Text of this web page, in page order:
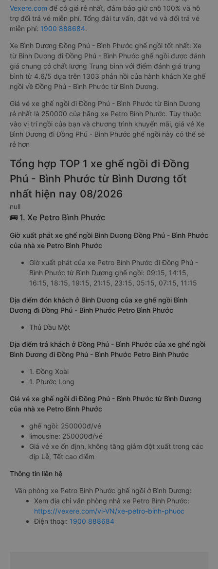
Vexere.com để có giá rẻ nhất, đảm bảo giữ chỗ 100% và hỗ
trợ đổi trả vé miễn phí. Tổng đài tư vấn, đặt vé và đổi trả vé
miễn phí: 1900 888684.
Xe Bình Dương Đồng Phú - Bình Phước ghế ngồi tốt nhất: Xe
từ Bình Dương đi Đồng Phú - Bình Phước ghế ngồi được đánh
giá chung có chất lượng Trung bình với điểm đánh giá trung
bình từ 4.6/5 dựa trên 1303 phản hồi của hành khách Xe ghế
ngồi về Đồng Phú - Bình Phước từ Bình Dương.
Giá vé xe ghế ngồi đi Đồng Phú - Bình Phước từ Bình Dương
rẻ nhất là 250000 của hãng xe Petro Bình Phước. Tùy thuộc
vào vị trí ngồi của bạn và chương trình khuyến mãi, giá vé Xe
Bình Dương đi Đồng Phú - Bình Phước ghế ngồi này có thể sẽ
rẻ hơn
Tổng hợp TOP 1 xe ghế ngồi đi Đồng
Phú - Bình Phước từ Bình Dương tốt
nhất hiện nay 08/2026
null
🚌 1. Xe Petro Bình Phước
Giờ xuất phát xe ghế ngồi Bình Dương Đồng Phú - Bình Phước
của nhà xe Petro Bình Phước
Giờ xuất phát của xe Petro Bình Phước đi Đồng Phú -
Bình Phước từ Bình Dương ghế ngồi: 09:15, 14:15,
16:15, 18:15, 19:15, 21:15, 23:15, 05:15, 07:15, 11:15
Địa điểm đón khách ở Bình Dương của xe ghế ngồi Bình
Dương đi Đồng Phú - Bình Phước Petro Bình Phước
Thủ Dầu Một
Địa điểm trả khách ở Đồng Phú - Bình Phước của xe ghế ngồi
Bình Dương đi Đồng Phú - Bình Phước Petro Bình Phước
1. Đồng Xoài
1. Phước Long
Giá vé xe ghế ngồi đi Đồng Phú - Bình Phước từ Bình Dương
của nhà xe Petro Bình Phước
ghế ngồi: 250000đ/vé
limousine: 250000đ/vé
Giá vé xe ổn định, không tăng giảm đột xuất trong các
dịp Lễ, Tết cao điểm
Thông tin liên hệ
Văn phòng xe Petro Bình Phước ghế ngồi ở Bình Dương:
Xem địa chỉ văn phòng nhà xe Petro Bình Phước:
https://vexere.com/vi-VN/xe-petro-binh-phuoc
Điện thoại: 1900 888684